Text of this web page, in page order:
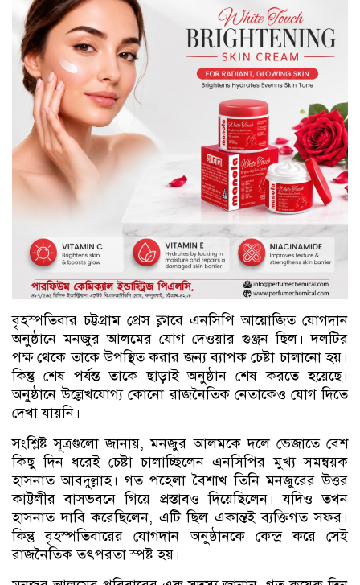
বৃহস্পতিবার চট্টগ্রাম প্রেস ক্লাবে এনসিপি আয়োজিত যোগদান
অনুষ্ঠানে মনজুর আলমের যোগ দেওয়ার গুঞ্জন ছিল। দলটির
পক্ষ থেকে তাকে উপস্থিত করার জন্য ব্যাপক চেষ্টা চালানো হয়।
কিন্তু শেষ পর্যন্ত তাকে ছাড়াই অনুষ্ঠান শেষ করতে হয়েছে।
অনুষ্ঠানে উল্লেখযোগ্য কোনো রাজনৈতিক নেতাকেও যোগ দিতে
দেখা যায়নি।
সংশ্লিষ্ট সূত্রগুলো জানায়, মনজুর আলমকে দলে ভেজাতে বেশ
কিছু দিন ধরেই চেষ্টা চালাচ্ছিলেন এনসিপির মুখ্য সমন্বয়ক
হাসনাত আবদুল্লাহ। গত পহেলা বৈশাখ তিনি মনজুরের উত্তর
কাট্টলীর বাসভবনে গিয়ে প্রস্তাবও দিয়েছিলেন। যদিও তখন
হাসনাত দাবি করেছিলেন, এটি ছিল একান্তই ব্যক্তিগত সফর।
কিন্তু বৃহস্পতিবারের যোগদান অনুষ্ঠানকে কেন্দ্র করে সেই
রাজনৈতিক তৎপরতা স্পষ্ট হয়।